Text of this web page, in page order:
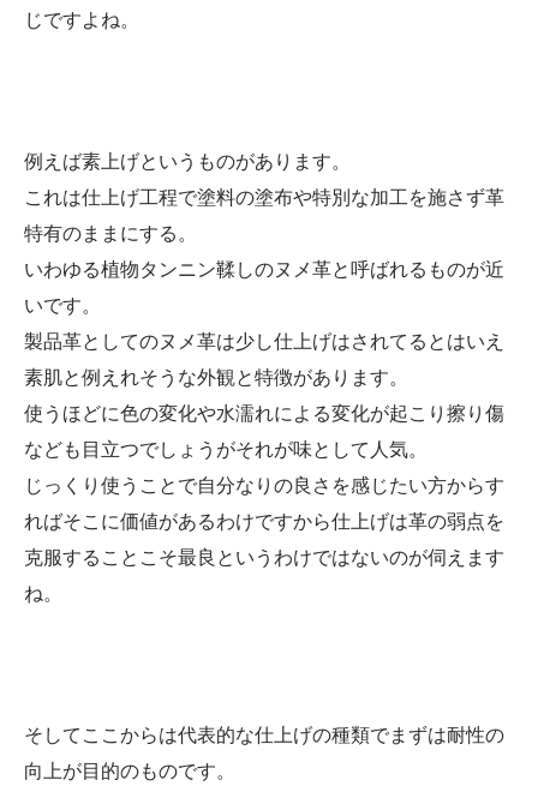
じですよね。
例えば素上げというものがあります。
これは仕上げ工程で塗料の塗布や特別な加工を施さず革
特有のままにする。
いわゆる植物タンニン鞣しのヌメ革と呼ばれるものが近
いです。
製品革としてのヌメ革は少し仕上げはされてるとはいえ
素肌と例えれそうな外観と特徴があります。
使うほどに色の変化や水濡れによる変化が起こり擦り傷
なども目立つでしょうがそれが味として人気。
じっくり使うことで自分なりの良さを感じたい方からす
ればそこに価値があるわけですから仕上げは革の弱点を
克服することこそ最良というわけではないのが伺えます
ね。
そしてここからは代表的な仕上げの種類でまずは耐性の
向上が目的のものです。